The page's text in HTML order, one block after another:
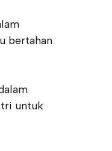
bertahan
untuk